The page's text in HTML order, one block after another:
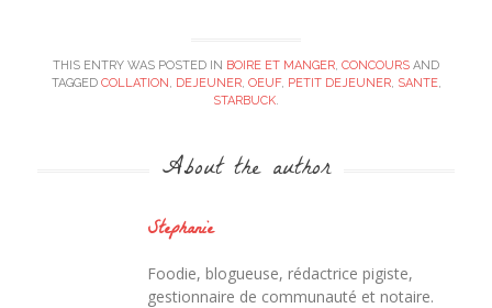
THIS ENTRY WAS POSTED IN BOIRE ET MANGER CONCOURS AND
TAGGED COLLATION DEJEUNER, OEUF, PETIT DEJEUNER, SANTE,
STARBUCK
About the author
Stephanie
Foodie, blogueuse, rédactrice pigiste,
gestionnaire de communauté et notaire.